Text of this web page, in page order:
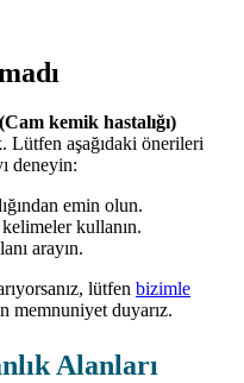
kemik hastalığı)
aşağıdaki önerileri
deneyin:
emin olun.
kullanın.
arayın.
lütfen bizimle
memnuniyet duyarız.
Alanları